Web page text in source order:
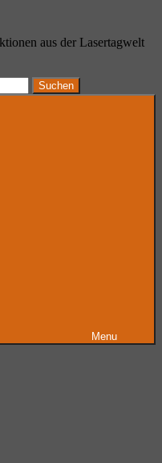
aus der Lasertagwelt
Suchen
Menu